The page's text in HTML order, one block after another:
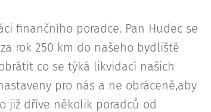
finančního poradce. Pan Hudec se
rok 250 km do našeho bydliště
co se týká likvidací našich
pro nás a ne obráceně,aby
již dříve několik poradců od